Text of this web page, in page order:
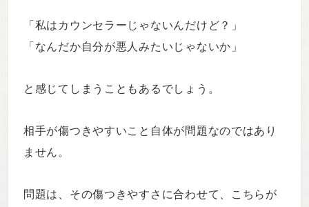
「私はカウンセラーじゃないんだけど？」
「なんだか自分が悪人みたいじゃないか」
と感じてしまうこともあるでしょう。
相手が傷つきやすいこと自体が問題なのではあり
ません。
問題は、その傷つきやすさに合わせて、こちらが